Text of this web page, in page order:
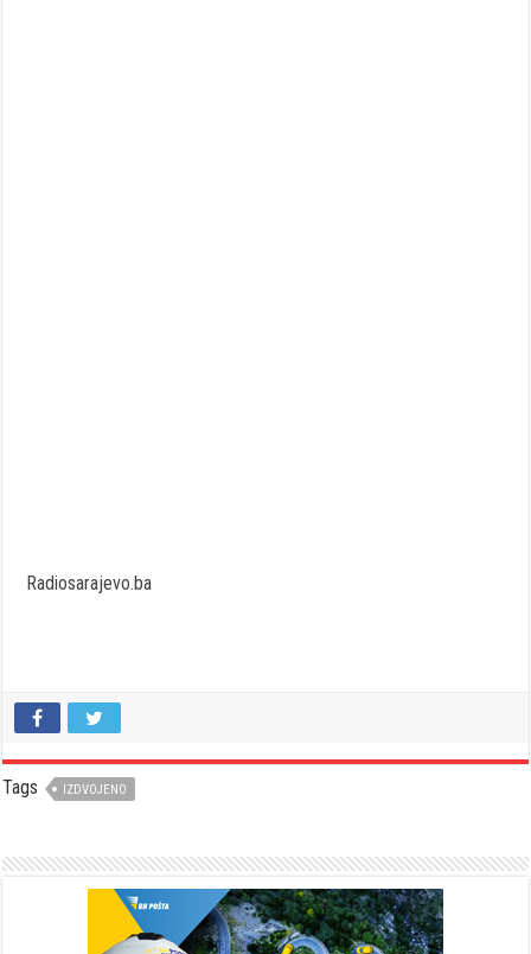
Radiosarajevo.ba
Tags IZDVOJENO